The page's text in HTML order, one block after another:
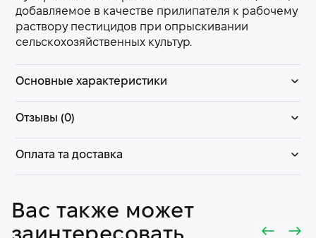
добавляемое в качестве прилипателя к рабочему
раствору пестицидов при опрыскивании
сельскохозяйственных культур.
Основные характеристики
Отзывы (0)
Оплата та доставка
Вас также может